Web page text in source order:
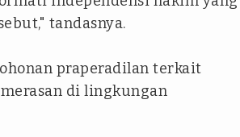
tandasnya.
praperadilan terkait
di lingkungan